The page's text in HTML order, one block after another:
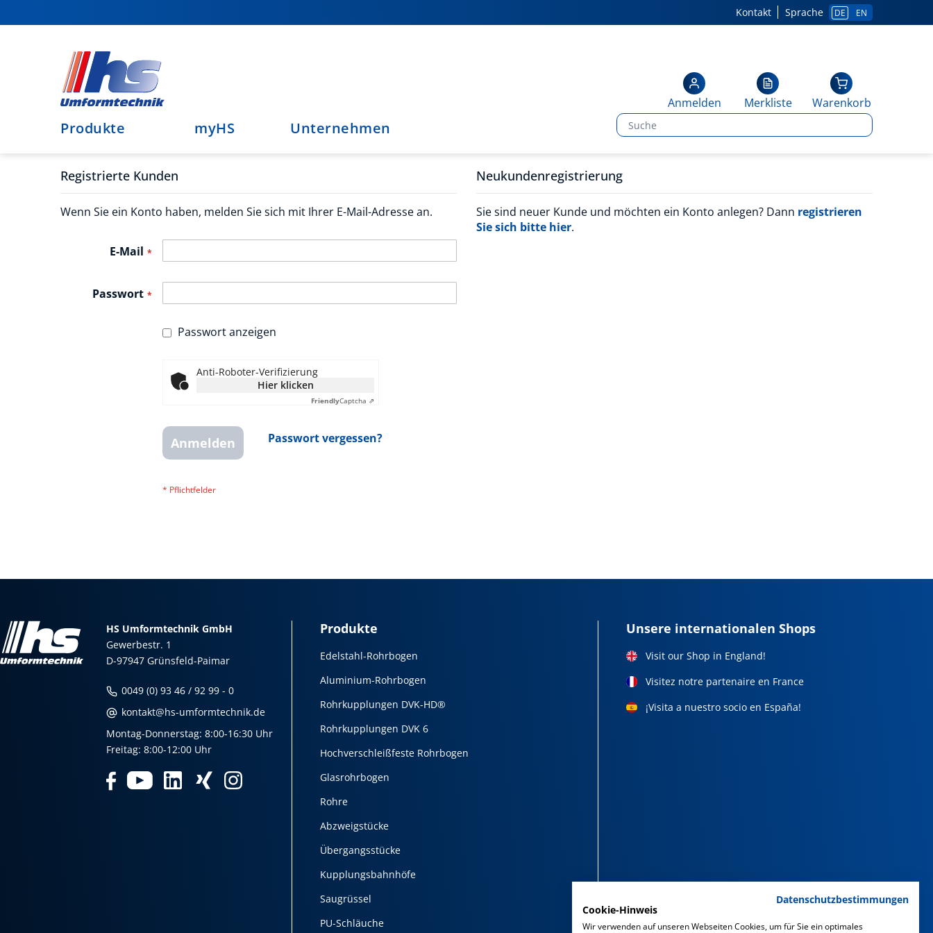
zum
Sprache DE EN
Kontakt
Produkte myHS Unternehmen
Warenkorb
Merkliste
Anmelden
Registrierte Kunden
Wenn Sie ein Konto haben, melden Sie sich mit Ihrer E-Mail-Adresse an.
E-Mail
Passwort
Passwort anzeigen
Anti-Roboter-Verifizierung
Hier klicken
FriendlyCaptcha ⇗
Anmelden Passwort vergessen?
Neukundenregistrierung
Sie sind neuer Kunde und möchten ein Konto anlegen? Dann registrieren
Sie sich bitte hier.
HS Umformtechnik GmbH
Gewerbestr. 1
D-97947 Grünsfeld-Paimar
0049 (0) 93 46 / 92 99 - 0
kontakt@hs-umformtechnik.de
Montag-Donnerstag: 8:00-16:30 Uhr
Freitag: 8:00-12:00 Uhr
Produkte
Edelstahl-Rohrbogen
Aluminium-Rohrbogen
Rohrkupplungen DVK-HD®
Rohrkupplungen DVK 6
Hochverschleißfeste Rohrbogen
Glasrohrbogen
Rohre
Abzweigstücke
Übergangsstücke
Kupplungsbahnhöfe
Saugrüssel
PU-Schläuche
Unsere internationalen Shops
Visit our Shop in England!
Visitez notre partenaire en France
¡Visita a nuestro socio en España!
Datenschutzbestimmungen
Cookie-Hinweis
Wir verwenden auf unseren Webseiten Cookies, um für Sie ein optimales